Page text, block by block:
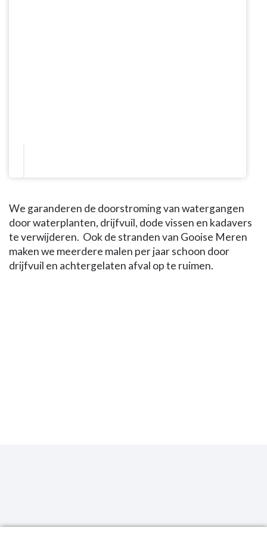
We garanderen de doorstroming van watergangen
door waterplanten, drijfvuil, dode vissen en kadavers
te verwijderen. Ook de stranden van Gooise Meren
maken we meerdere malen per jaar schoon door
drijfvuil en achtergelaten afval op te ruimen.